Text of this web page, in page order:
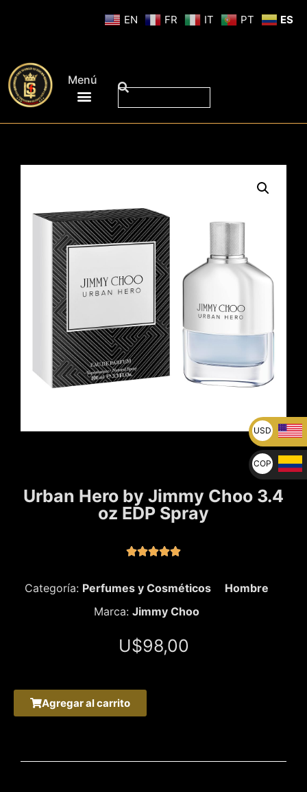
Menú
Urban Hero by Jimmy Choo 3.4
oz EDP Spray

Categoría: Perfumes y Cosméticos
Hombre
Marca: Jimmy Choo
U$98,00
Agregar al carrito
EN FR IT PT ES
USD
U$
COP
$